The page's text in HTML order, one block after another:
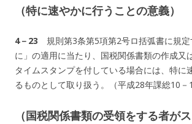
（特に速やかに行うことの意義）
4－23 規則第3条第5項第2号ロ括弧書に規
に」の適用に当たり、国税関係書類の作成又
タイムスタンプを付している場合には、特に
るものとして取り扱う。（平成28年課総10－
（国税関係書類の受領をする者が